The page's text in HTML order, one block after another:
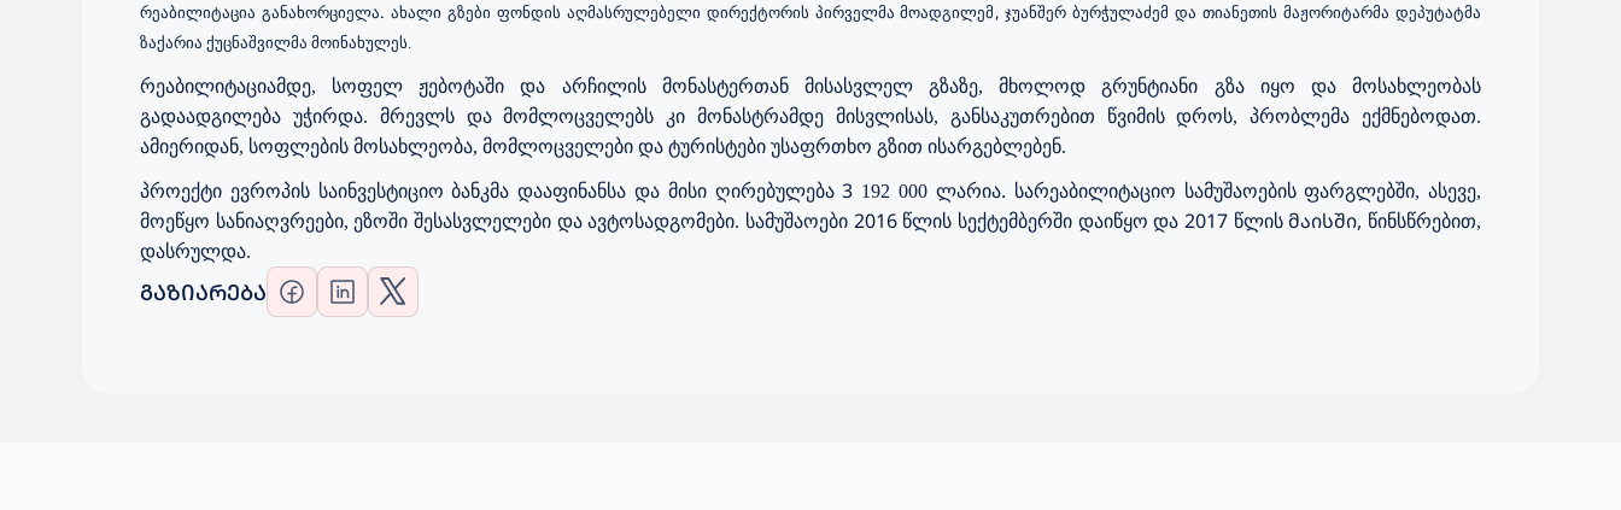
რეაბილიტაცია განახორციელა. ახალი გზები ფონდის აღმასრულებელი დირექტორის პირველმა მოადგილემ , ჯუანშერ ბურჭულაძემ და თიანეთის მაჟორიტარმა დეპუტატმა
ზაქარია ქუცნაშვილმა მოინახულეს.
რეაბილიტაციამდე, სოფელ ჟებოტაში და არჩილის მონასტერთან მისასვლელ გზაზე,მხოლოდგრუნტიანი გზა იყო
და მოსახლეობას
გადაადგილება უჭირდა. მრევლს და მომლოცველებს კი მონასტრამდე მისვლისას, განსაკუთრებით წვიმის დროს, პრობლემა ექმნებოდათ.
ამიერიდან, სოფლების მოსახლეობა, მომლოცველები და ტურისტები უსაფრთხო გზით ისარგებლებენ.
პროექტი ევროპის საინვესტიციო ბანკმა დააფინანსა და მისი ღირებულება3 192 000 ლარია. სარეაბილიტაციო სამუშაოების ფარგლებში,ასევე,
მოეწყო სანიაღვრეები, ეზოში შესასვლელები და ავტოსადგომები. სამუშაოები 2016 წლის სექტემბერში დაიწყო და 2017 წლისმაისში, წინსწრებით,
დასრულდა.
ᲒᲐᲖᲘᲐᲠᲔᲑᲐ